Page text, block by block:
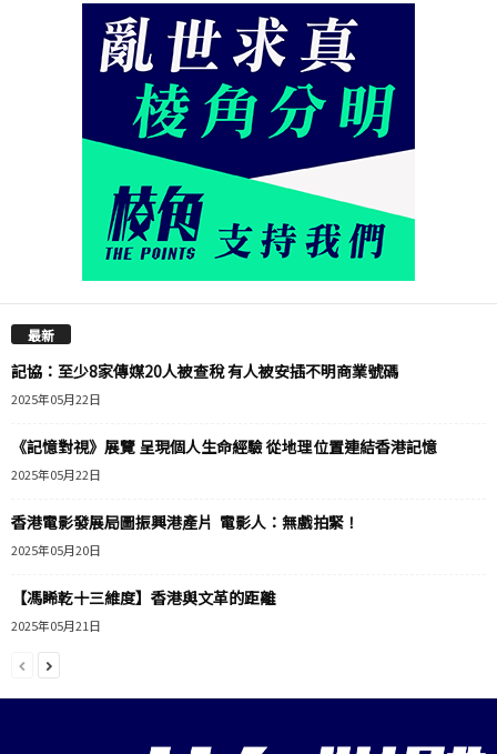
最新
記協：至少8家傳媒20人被查稅 有人被安插不明商業號碼
2025年05月22日
《記憶對視》展覽 呈現個人生命經驗 從地理位置連結香港記憶
2025年05月22日
香港電影發展局圖振興港產片 電影人：無戲拍緊！
2025年05月20日
【馮睎乾十三維度】香港與文革的距離
2025年05月21日